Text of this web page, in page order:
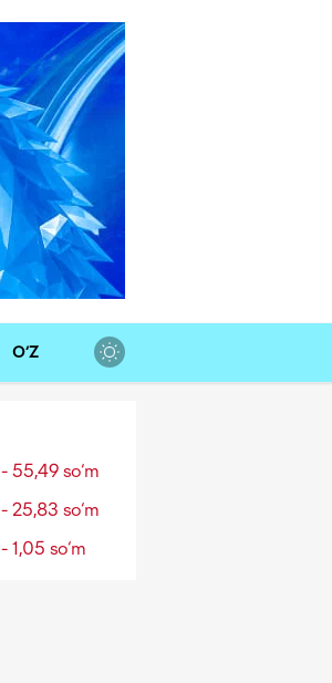
O‘Z
- 55,49 so‘m
- 25,83 so‘m
- 1,05 so‘m